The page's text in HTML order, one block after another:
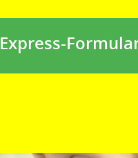
Express-